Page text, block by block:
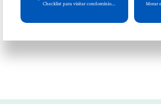
Checklist para visitar condomínios: Tenha em mãos uma lista prática de itens para analisar e fazer uma boa visita ao imóvel